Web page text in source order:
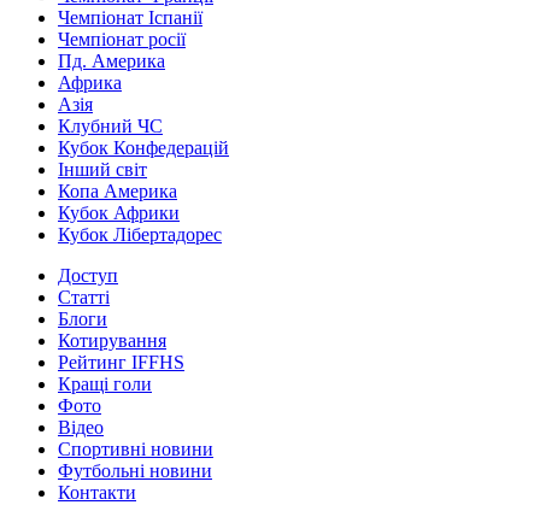
Чемпіонат Іспанії
Чемпіонат росії
Пд. Америка
Африка
Азія
Клубний ЧС
Кубок Конфедерацій
Інший світ
Копа Америка
Кубок Африки
Кубок Лібертадорес
Доступ
Статті
Блоги
Котирування
Рейтинг IFFHS
Кращі голи
Фото
Відео
Спортивні новини
Футбольні новини
Контакти